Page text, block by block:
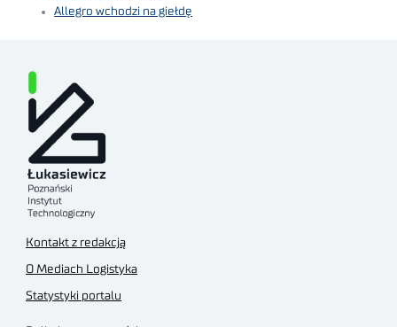
Allegro wchodzi na giełdę
Kontakt z redakcją
O Mediach Logistyka
Statystyki portalu